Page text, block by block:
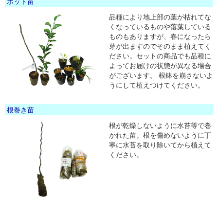
品種により地上部の葉が枯れてな
くなっているものや落葉している
ものもありますが、春になったら
芽が出ますのでそのまま植えてく
ださい。セットの商品でも品種に
よってお届けの状態が異なる場合
がございます。 根鉢を崩さないよ
うにして植えつけてください。
根巻き苗
根が乾燥しないように水苔等で巻
かれた苗。根を傷めないように丁
寧に水苔を取り除いてから植えて
ください。